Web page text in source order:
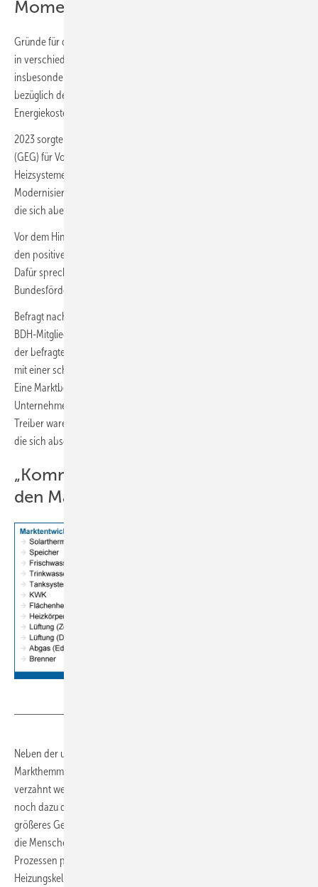
Momentaufnahme“
Gründe für den positiven Marktverlauf sieht der BDH unter anderem
in verschiedenen Sondereffekten. Der Russland-Ukraine-Krieg sorgte
insbesondere im Jahr 2022 für Verunsicherung bei den Menschen
bezüglich der Versorgungssicherheit und für Angst vor steigenden
Energiekosten.
2023 sorgte die langwierige Debatte um das Gebäudeenergiegesetz
(GEG) für Vorzieheffekte insbesondere bei gasbasierten
Heizsystemen. Entsprechend schiebe man derzeit noch eine
Modernisierungswelle vor allem bei den Wärmepumpen vor sich her,
die sich aber langsam abschwäche.
Vor dem Hintergrund der genannten Sondereffekte sieht der Verband
den positiven Marktverlauf für das Jahr 2023 als Momentaufnahme.
Dafür sprechen auch die rückläufigen Förderanträge der
Bundesförderung für effiziente Gebäude (BEG) beim BAFA.
Befragt nach der Perspektive für das 1. Quartal 2024 zeichnen die
BDH-Mitgliedsunternehmen ein entsprechend negatives Bild: 85 %
der befragten Mitgliedsunternehmen rechnen für das 1. Quartal 2024
mit einer schlechten oder sogar sehr schlechten Marktentwicklung.
Eine Marktbelebung durch das Gebäudeenergiegesetz erwarten die
Unternehmen nicht. Dies war allerdings auch kaum zu erwarten,
Treiber waren zuletzt insbesondere attraktive Förderkonditionen und
die sich abschwächende Energiepreiskrise.
„Kommunale Wärmeplanung könnte
den Markt hemmen“
Neben der unklaren Fördersituation sieht der BDH ein weiteres
Markthemmnis in der kommunalen Wärmeplanung, die mit dem GEG
verzahnt werden soll. „Es macht Sinn, dass die Ampel-Koalition sich
noch dazu durchringen konnte, der kommunale Wärmeplanung
größeres Gewicht beizumessen. Das darf aber nicht dazu führen, dass
die Menschen nun abwarten, was ihre Kommune in jahrelangen
Prozessen plant und sich die Modernisierungsdynamik im
Heizungskeller jetzt dadurch abschwächt“, betont BDH-